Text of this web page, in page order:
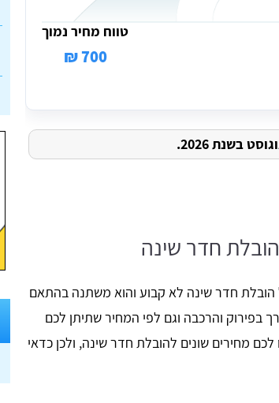
טווח מחיר נמוך
700 ₪
בשנת 2026.
הובלת חדר שינה
חדר שינה לא קבוע והוא משתנה בהתאם
בפירוק והרכבה וגם לפי המחיר שתיתן לכם
מחירים שונים להובלת חדר שינה, ולכן כדאי